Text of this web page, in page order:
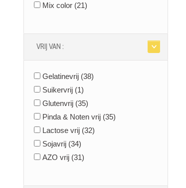
Gepersonaliseerde snoep
Chips & Snacks
Mix color (21)
VRIJ VAN :
Gelatinevrij (38)
Suikervrij (1)
Glutenvrij (35)
Pinda & Noten vrij (35)
Lactose vrij (32)
Sojavrij (34)
AZO vrij (31)